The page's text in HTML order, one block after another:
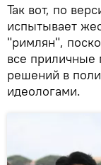
Так вот, по
испытывает
"римлян",
все приличные
решений в
идеологами.